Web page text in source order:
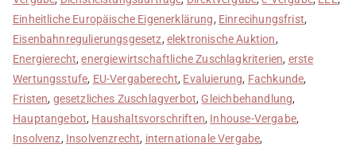
Einheitliche Europäische Eigenerklärung, Einrecihungsfrist,
Eisenbahnregulierungsgesetz, elektronische Auktion,
Energierecht,energiewirtschaftliche Zuschlagkriterien, erste
Wertungsstufe, EU-Vergaberecht, Evaluierung, Fachkunde,
Fristen, gesetzliches Zuschlagverbot, Gleichbehandlung,
Hauptangebot, Haushaltsvorschriften, Inhouse-Vergabe,
Insolvenz, Insolvenzrecht, internationale Vergabe,